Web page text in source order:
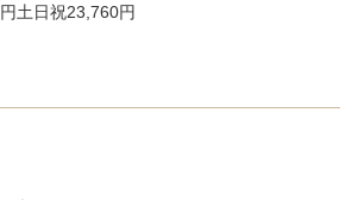
土日祝23,760円